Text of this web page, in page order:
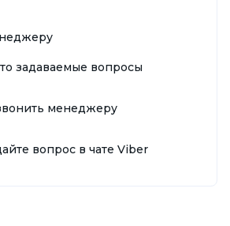
задаваемые вопросы
менеджеру
вопрос в чате Viber